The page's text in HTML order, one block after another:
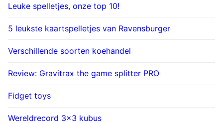
Leuke spelletjes, onze top 10!
5 leukste kaartspelletjes van Ravensburger
Verschillende soorten koehandel
Review: Gravitrax the game splitter PRO
Fidget toys
Wereldrecord 3×3 kubus